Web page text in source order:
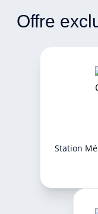
Offre
Station